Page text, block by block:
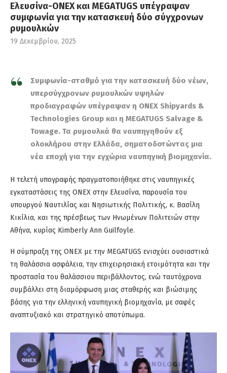
Ελευσίνα-ONEX και MEGATUGS υπέγραψαν
συμφωνία για την κατασκευή δύο σύγχρονων
ρυμουλκών
19 Δεκεμβρίου, 2025
Συμφωνία-σταθμό για την κατασκευή δύο νέων,
υπερσύγχρονων ρυμουλκών υψηλών
προδιαγραφών υπέγραψαν η ONEX Shipyards &
Technologies Group και η MEGATUGS Salvage &
Towage. Τα ρυμουλκά θα ναυπηγηθούν εξ
ολοκλήρου στην Ελλάδα, σηματοδοτώντας μια
νέα εποχή για την εγχώρια ναυπηγική βιομηχανία.
Η τελετή υπογραφής πραγματοποιήθηκε στις ναυπηγικές
εγκαταστάσεις της ONEX στην Ελευσίνα, παρουσία του
υπουργού Ναυτιλίας και Νησιωτικής Πολιτικής, κ. Βασίλη
Κικίλια, και της πρέσβεως των Ηνωμένων Πολιτειών στην
Αθήνα, κυρίας Kimberly Ann Guilfoyle.
Η σύμπραξη της ONEX με την MEGATUGS ενισχύει ουσιαστικά
τη θαλάσσια ασφάλεια, την επιχειρησιακή ετοιμότητα και την
προστασία του θαλάσσιου περιβάλλοντος, ενώ ταυτόχρονα
συμβάλλει στη διαμόρφωση μιας σταθερής και βιώσιμης
βάσης για την ελληνική ναυπηγική βιομηχανία, με σαφές
αναπτυξιακό και στρατηγικό αποτύπωμα.